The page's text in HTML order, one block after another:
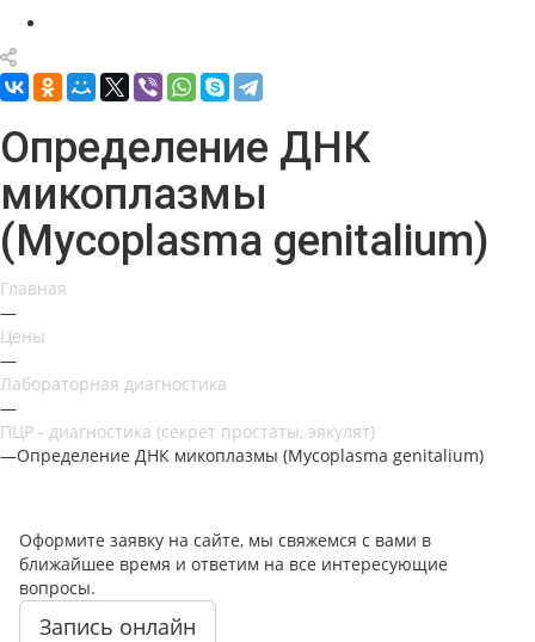
Определение ДНК
микоплазмы
(Mycoplasma genitalium)
Главная
—
Цены
—
Лабораторная диагностика
—
ПЦР - диагностика (секрет простаты, эякулят)
—Определение ДНК микоплазмы (Mycoplasma genitalium)
Оформите заявку на сайте, мы свяжемся с вами в
ближайшее время и ответим на все интересующие
вопросы.
Запись онлайн